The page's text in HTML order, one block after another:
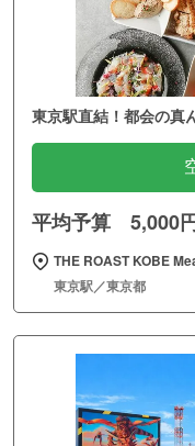
東京駅直結！都会の真
平均予算 5,000
THE ROAST KOBE
東京駅／東京都